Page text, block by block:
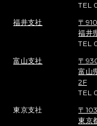
TEL
福井支社
〒
福井
TEL
富山支社
〒
富山
2F
TEL
東京支社
〒
東京